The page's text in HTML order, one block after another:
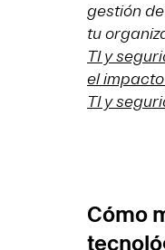
gestión
tu
TI y
el
TI y
Cómo